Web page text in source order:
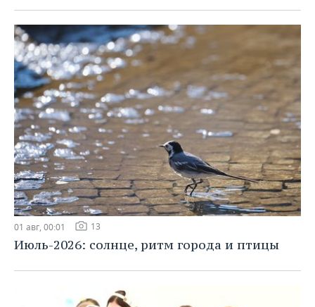
01 авг, 00:01 13
Июль-2026: солнце, ритм города и птицы